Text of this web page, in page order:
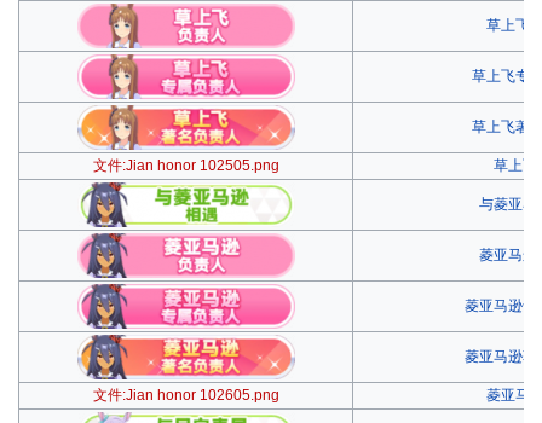
草上飞
草上飞专
草上飞著
文件:Jian honor 102505.png 草上飞
与菱亚马
菱亚马逊
菱亚马逊专
菱亚马逊著
文件:Jian honor 102605.png 菱亚马